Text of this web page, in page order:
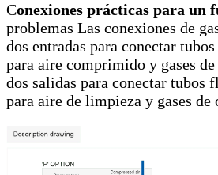
Conexiones prácticas para un
problemas Las conexiones de
dos entradas para conectar
para aire comprimido y gases
dos salidas para conectar
para aire de limpieza y gases de